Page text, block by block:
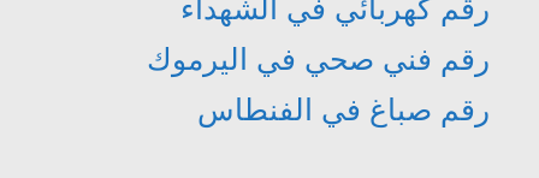
رقم كهربائي في الشهداء
رقم فني صحي في اليرموك
رقم صباغ في الفنطاس